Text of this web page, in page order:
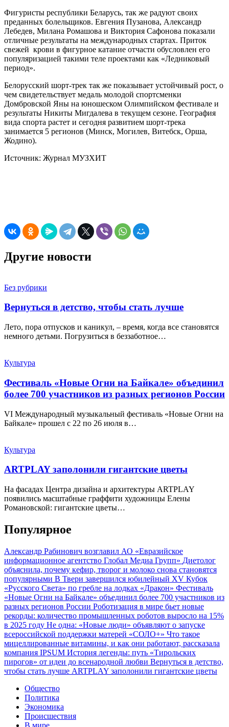
Фигуристы республики Беларусь, так же радуют своих
преданных болельщиков. Евгения Пузанова, Александр
Лебедев, Милана Ромашова и Виктория Сафонова показали
отличные результаты на международных стартах. Приток
свежей крови в фигурное катание отчасти обусловлен его
популяризацией такими теле проектами как «Ледниковый
период».
Белорусский шорт-трек так же показывает устойчивый рост, о
чем свидетельствует медаль молодой спортсменки
Домбровской Яны на юношеском Олимпийском фестивале и
результаты Никиты Мигдалева в текущем сезоне. География
вида спорта растет и сегодня развитием шорт-трека
занимается 5 регионов (Минск, Могилев, Витебск, Орша,
Жодино).
Источник: Журнал МУЗХИТ
Другие новости
Без рубрики
Вернуться в детство, чтобы стать лучше
Лето, пора отпусков и каникул, – время, когда все становятся
немного детьми. Погрузиться в беззаботное…
Культура
Фестиваль «Новые Огни на Байкале» объединил
более 700 участников из разных регионов России
VI Международный музыкальный фестиваль «Новые Огни на
Байкале» прошел с 22 по 26 июля в…
Культура
ARTPLAY заполонили гигантские цветы
На фасадах Центра дизайна и архитектуры ARTPLAY
появились масштабные граффити художницы Елены
Романовской: гигантские цветы…
Популярное
Александр Рабинович возглавил АО «Евразийское
информационное агентство Глобал Медиа Групп» Диетолог
объяснила, почему кефир, творог и молоко снова становятся
популярными В Твери завершился юбилейный XV Кубок
«Русского Света» по гребле на лодках «Дракон» Фестиваль
«Новые Огни на Байкале» объединил более 700 участников из
разных регионов России Роботизация в мире бьет новые
рекорды: количество промышленных роботов выросло на 15%
в 2025 году Не одна: «Новые люди» объявляют о запуске
всероссийской поддержки матерей «СОЛО+» Что такое
мицеллированные витамины, и как они работают, рассказала
компания IPSUM История легенды: путь «Тирольских
пирогов» от идеи до всенародной любви Вернуться в детство,
чтобы стать лучше ARTPLAY заполонили гигантские цветы
Общество
Политика
Экономика
Происшествия
В мире